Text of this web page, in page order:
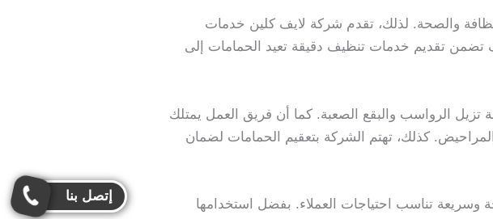
والصحة. لذلك، تقدم شركة لايف كلين خدمات
تقديم خدمات تنظيف دقيقة تعيد الحمامات إلى
الرواسب والبقع الصعبة. كما أن فريق العمل يمتلك
كذلك، تهتم الشركة بتعقيم الحمامات لضمان
تناسب احتياجات العملاء. بفضل استخدامها
إتصل بنا